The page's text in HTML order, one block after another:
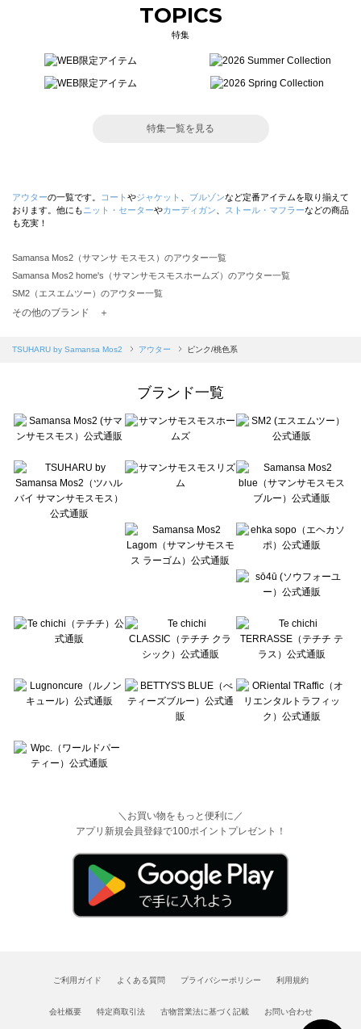
TOPICS
特集
特集一覧を見る
アウターの一覧です。 コート やジャケット ブルゾンなど定番アイテムを取り揃えて
おります。他にも ニット・セーターやカーディガン ストール・マフラーなどの商品
も充実！
Samansa Mos2（サマンサ モスモス）のアウター一覧
Samansa Mos2 home's（サマンサモスモスホームズ）のアウター一覧
SM2（エスエムツー）のアウター一覧
TSUHARU by Samansa Mos2（ツハルバイサマンサモスモス）のアウター一覧
Samansa Mos2 blue（サマンサモスモス ブルー）のアウター一覧
sō4ū（ソウフォーユー）のアウター一覧
Te chichi（テチチ）のアウター一覧
Te chichi CLASSIC（テチチ クラシック）のアウター一覧
Lugnoncure（ルノンキュール）のアウター一覧
BETTY'S BLUE（べティーズブルー）のアウター一覧
Wpc.（ワールドパーティー）のアウター一覧
その他のブランド ＋
TSUHARU by Samansa Mos2 アウター ピンク/桃色系
ブランド一覧
＼お買い物をもっと便利に／
アプリ新規会員登録で100ポイントプレゼント！
ご利用ガイド よくある質問 プライバシーポリシー 利用規約
会社概要 特定商取引法 古物営業法に基づく記載 お問い合わせ